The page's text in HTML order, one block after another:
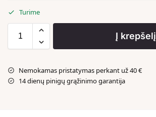
Turime
Į krepšelį
Nemokamas pristatymas perkant už 40 €
14 dienų pinigų grąžinimo garantija